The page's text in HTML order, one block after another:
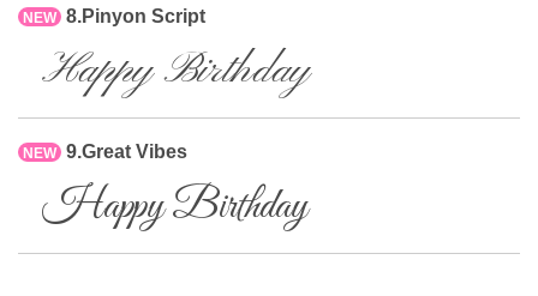
NEW 8.Pinyon Script
Happy Birthday
NEW 9.Great Vibes
Happy Birthday